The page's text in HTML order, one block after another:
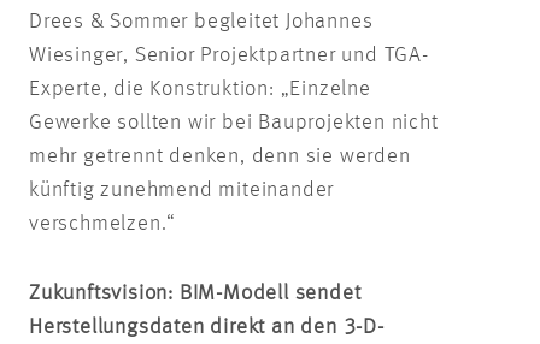
Drees & Sommer begleitet Johannes
Wiesinger, Senior Projektpartner und TGA-
Experte, die Konstruktion: „Einzelne
Gewerke sollten wir bei Bauprojekten nicht
mehr getrennt denken, denn sie werden
künftig zunehmend miteinander
verschmelzen.“
Zukunftsvision: BIM-Modell sendet
Herstellungsdaten direkt an den 3-D-